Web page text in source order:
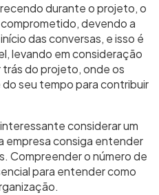
durante o projeto, o
devendo a
das conversas, e isso é
levando em consideração
do projeto, onde os
seu tempo para contribuir
considerar um
empresa consiga entender
Compreender o número de
para entender como